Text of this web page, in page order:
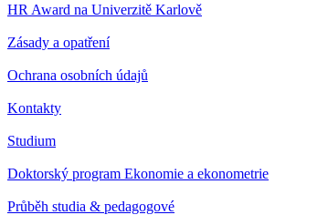
HR Award na Univerzitě Karlově
Zásady a opatření
Ochrana osobních údajů
Kontakty
Studium
Doktorský program Ekonomie a ekonometrie
Průběh studia & pedagogové